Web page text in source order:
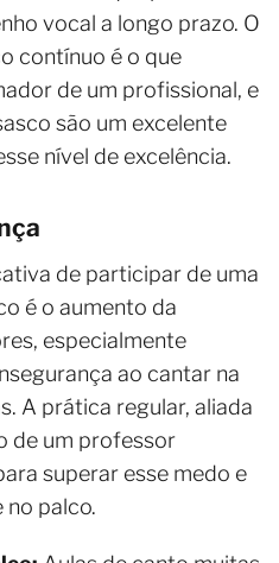
vocal a longo prazo. O
contínuo é o que
de um profissional, e
são um excelente
nível de excelência.
de participar de uma
é o aumento da
especialmente
ao cantar na
A prática regular, aliada
de um professor
superar esse medo e
no palco.